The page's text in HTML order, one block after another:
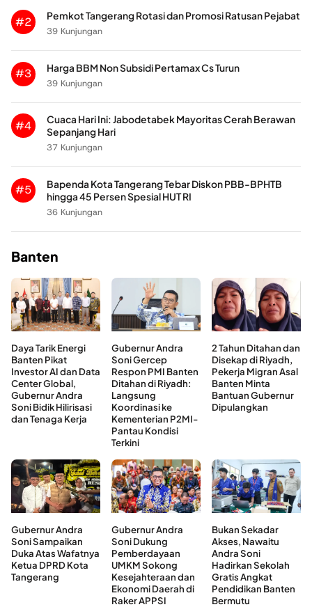
#2
Pemkot Tangerang Rotasi dan Promosi Ratusan Pejabat
39 Kunjungan
#3
Harga BBM Non Subsidi Pertamax Cs Turun
39 Kunjungan
#4
Cuaca Hari Ini: Jabodetabek Mayoritas Cerah Berawan
Sepanjang Hari
37 Kunjungan
#5
Bapenda Kota Tangerang Tebar Diskon PBB-BPHTB
hingga 45 Persen Spesial HUT RI
36 Kunjungan
Banten
Daya Tarik Energi
Banten Pikat
Investor AI dan Data
Center Global,
Gubernur Andra
Soni Bidik Hilirisasi
dan Tenaga Kerja
Gubernur Andra
Soni Gercep
Respon PMI Banten
Ditahan di Riyadh:
Langsung
Koordinasi ke
Kementerian P2MI-
Pantau Kondisi
Terkini
2 Tahun Ditahan dan
Disekap di Riyadh,
Pekerja Migran Asal
Banten Minta
Bantuan Gubernur
Dipulangkan
Gubernur Andra
Soni Sampaikan
Duka Atas Wafatnya
Ketua DPRD Kota
Tangerang
Gubernur Andra
Soni Dukung
Pemberdayaan
UMKM Sokong
Kesejahteraan dan
Ekonomi Daerah di
Raker APPSI
Bukan Sekadar
Akses, Nawaitu
Andra Soni
Hadirkan Sekolah
Gratis Angkat
Pendidikan Banten
Bermutu